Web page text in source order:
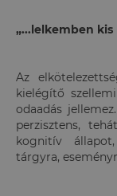
„...lelkemben
Az
kielégítő
odaadás
perzisztens,
kognitív
tárgyra,